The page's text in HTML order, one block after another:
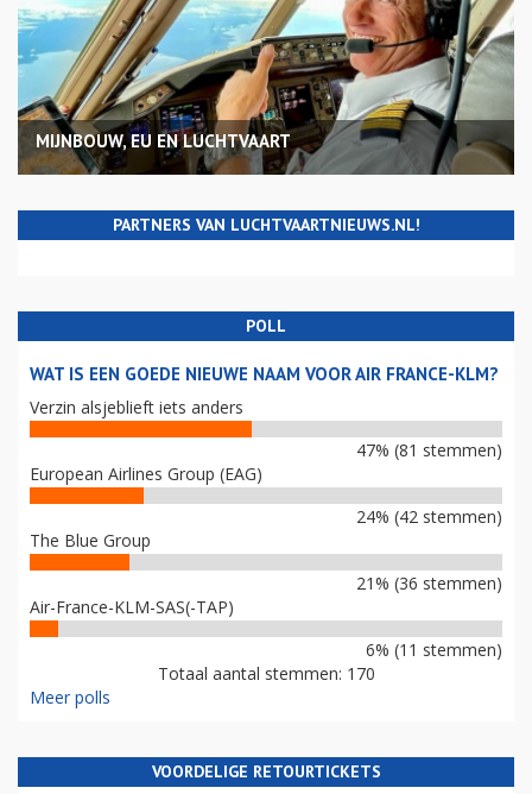
MIJNBOUW, EU EN LUCHTVAART
PARTNERS VAN LUCHTVAARTNIEUWS.NL!
POLL
WAT IS EEN GOEDE NIEUWE NAAM VOOR AIR FRANCE-KLM?
Verzin alsjeblieft iets anders
47% (81 stemmen)
European Airlines Group (EAG)
24% (42 stemmen)
The Blue Group
21% (36 stemmen)
Air-France-KLM-SAS(-TAP)
6% (11 stemmen)
Totaal aantal stemmen: 170
Meer polls
VOORDELIGE RETOURTICKETS